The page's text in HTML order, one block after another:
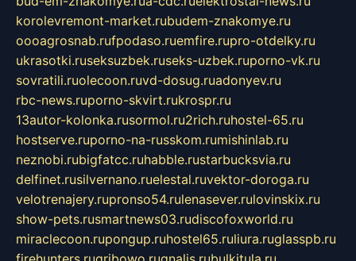
korolevremont-market.rubudem-znakomye.ru
oooagrosnab.rufpodaso.ruemfire.rupro-otdelky.ru
ukrasotki.ruseksuzbek.ruseks-uzbek.ruporno-vk.ru
sovratili.ruolecoon.ruvd-dosug.ruadonyev.ru
rbc-news.ruporno-skvirt.rukrospr.ru
13autor-kolonka.rusormol.ru2rich.ruhostel-65.ru
hostserve.ruporno-na-russkom.rumishinlab.ru
neznobi.rubigfatcc.ruhabble.rustarbucksvia.ru
delfinet.rusilvernano.ruelestal.ruvektor-doroga.ru
velotrenajery.rupronso54.rulenasever.rulovinskix.ru
show-pets.rusmartnews03.rudiscofoxworld.ru
miraclecoon.rupongup.ruhostel65.ruliura.ruglasspb.ru